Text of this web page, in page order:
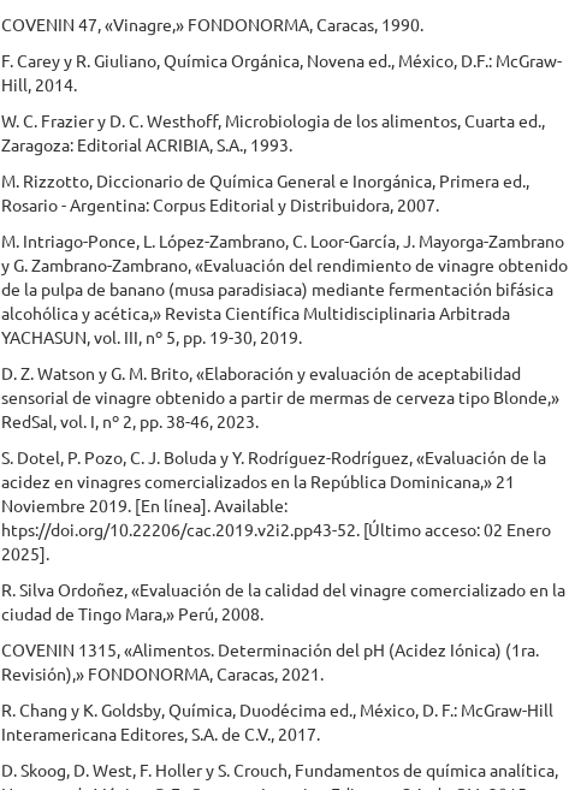
COVENIN 47, «Vinagre,» FONDONORMA, Caracas, 1990.
F. Carey y R. Giuliano, Química Orgánica, Novena ed., México, D.F.: McGraw-
Hill, 2014.
W. C. Frazier y D. C. Westhoff, Microbiologia de los alimentos, Cuarta ed.,
Zaragoza: Editorial ACRIBIA, S.A., 1993.
M. Rizzotto, Diccionario de Química General e Inorgánica, Primera ed.,
Rosario - Argentina: Corpus Editorial y Distribuidora, 2007.
M. Intriago-Ponce, L. López-Zambrano, C. Loor-García, J. Mayorga-Zambrano
y G. Zambrano-Zambrano, «Evaluación del rendimiento de vinagre obtenido
de la pulpa de banano (musa paradisiaca) mediante fermentación bifásica
alcohólica y acética,» Revista Científica Multidisciplinaria Arbitrada
YACHASUN, vol. III, nº 5, pp. 19-30, 2019.
D. Z. Watson y G. M. Brito, «Elaboración y evaluación de aceptabilidad
sensorial de vinagre obtenido a partir de mermas de cerveza tipo Blonde,»
RedSal, vol. I, nº 2, pp. 38-46, 2023.
S. Dotel, P. Pozo, C. J. Boluda y Y. Rodríguez-Rodríguez, «Evaluación de la
acidez en vinagres comercializados en la República Dominicana,» 21
Noviembre 2019. [En línea]. Available:
htps://doi.org/10.22206/cac.2019.v2i2.pp43-52. [Último acceso: 02 Enero
2025].
R. Silva Ordoñez, «Evaluación de la calidad del vinagre comercializado en la
ciudad de Tingo Mara,» Perú, 2008.
COVENIN 1315, «Alimentos. Determinación del pH (Acidez Iónica) (1ra.
Revisión),» FONDONORMA, Caracas, 2021.
R. Chang y K. Goldsby, Química, Duodécima ed., México, D. F.: McGraw-Hill
Interamericana Editores, S.A. de C.V., 2017.
D. Skoog, D. West, F. Holler y S. Crouch, Fundamentos de química analítica,